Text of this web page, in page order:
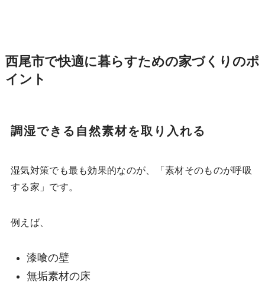
西尾市で快適に暮らすための家づくりのポ
イント
調湿できる自然素材を取り入れる
湿気対策でも最も効果的なのが、「素材そのものが呼吸
する家」です。
例えば、
漆喰の壁
無垢素材の床